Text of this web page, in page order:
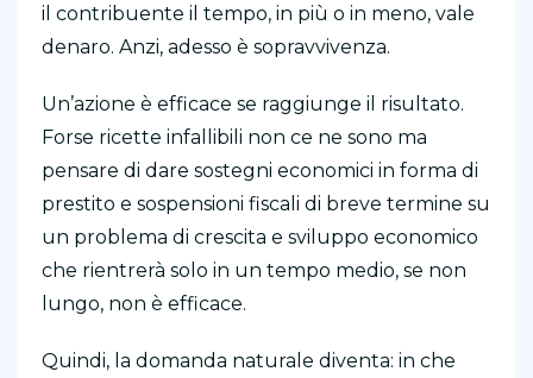
il contribuente il tempo, in più o in meno, vale
denaro. Anzi, adesso è sopravvivenza.
Un’azione è efficace se raggiunge il risultato.
Forse ricette infallibili non ce ne sono ma
pensare di dare sostegni economici in forma di
prestito e sospensioni fiscali di breve termine su
un problema di crescita e sviluppo economico
che rientrerà solo in un tempo medio, se non
lungo, non è efficace.
Quindi, la domanda naturale diventa: in che